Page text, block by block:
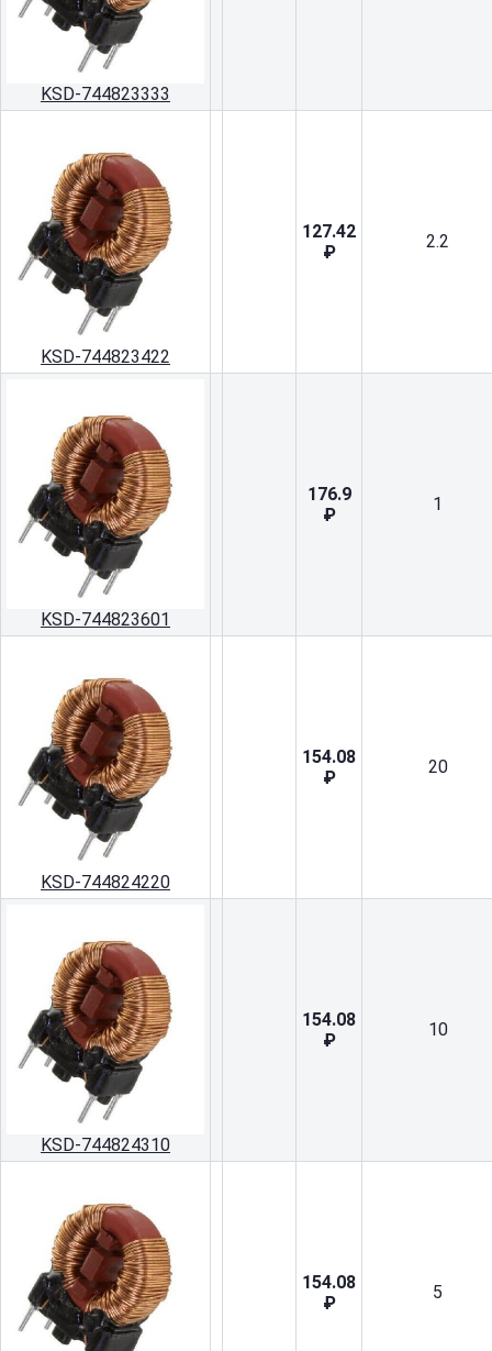
KSD-744823333
KSD-744823422
127.42
₽
2.2
KSD-744823601
176.9
₽
1
KSD-744824220
154.08
₽
20
KSD-744824310
154.08
₽
10
154.08
₽
5